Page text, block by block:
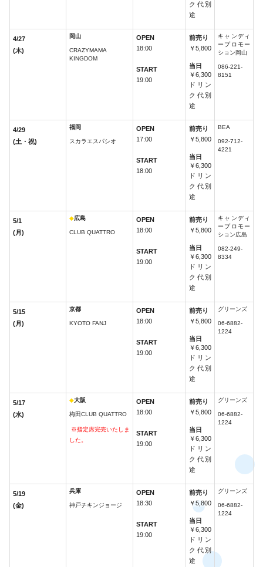
ク代別
途
4/27
(木)
岡山
CRAZYMAMA
KINGDOM
OPEN
18:00
START
19:00
前売り
￥5,800
当日
￥6,300
ドリン
ク代別
途
キャンディ
ープロモー
ション岡山
086-221-
8151
4/29
(土・祝)
福岡
スカラエスパシオ
OPEN
17:00
START
18:00
前売り
￥5,800
当日
￥6,300
ドリン
ク代別
途
BEA
092-712-
4221
5/1
(月)
◆広島
CLUB QUATTRO
OPEN
18:00
START
19:00
前売り
￥5,800
当日
￥6,300
ドリン
ク代別
途
キャンディ
ープロモー
ション広島
082-249-
8334
5/15
(月)
京都
KYOTO FANJ
OPEN
18:00
START
19:00
前売り
￥5,800
当日
￥6,300
ドリン
ク代別
途
グリーンズ
06-6882-
1224
5/17
(水)
◆大阪
梅田CLUB QUATTRO
※指定席完売いたしま
した。
OPEN
18:00
START
19:00
前売り
￥5,800
当日
￥6,300
ドリン
ク代別
途
グリーンズ
06-6882-
1224
5/19
(金)
兵庫
神戸チキンジョージ
OPEN
18:30
START
19:00
前売り
￥5,800
当日
￥6,300
ドリン
ク代別
途
グリーンズ
06-6882-
1224